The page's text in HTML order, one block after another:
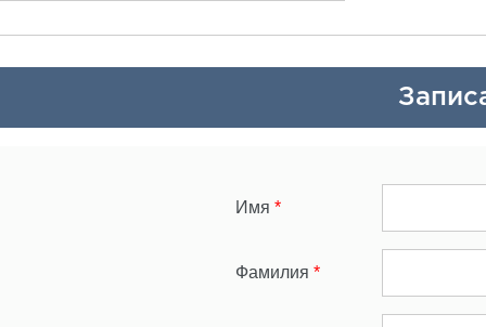
Имя *
Фамилия *